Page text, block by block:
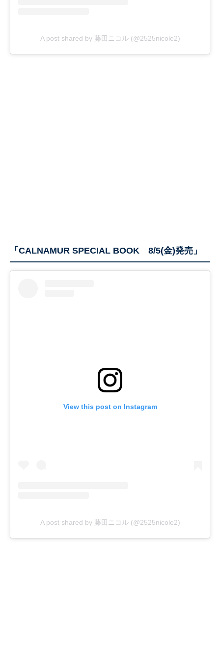
A post shared by 藤田ニコル (@2525nicole2)
「CALNAMUR SPECIAL BOOK 8/5(金)発売」
View this post on Instagram
A post shared by 藤田ニコル (@2525nicole2)